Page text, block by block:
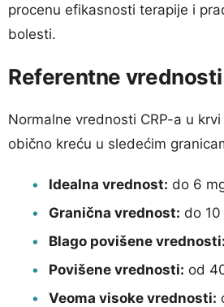
procenu efikasnosti terapije i
bolesti.
Referentne vrednosti
Normalne vrednosti CRP-a u
obično kreću u sledećim
Idealna vrednost: do 6
Granična vrednost: do
Blago povišene vrednosti:
Povišene vrednosti: od
Veoma visoke vrednosti: